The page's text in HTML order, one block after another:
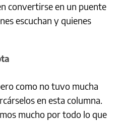
convertirse en un puente
escuchan y quienes
como no tuvo mucha
en esta columna.
mucho por todo lo que